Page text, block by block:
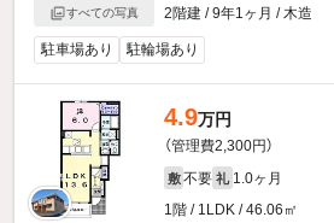
すべての写真 2階建 / 9年1ヶ月 / 木造
駐車場あり 駐輪場あり
4.9万円
（管理費2,300円）
敷 不要 礼 1.0ヶ月
1階 / 1LDK / 46.06㎡